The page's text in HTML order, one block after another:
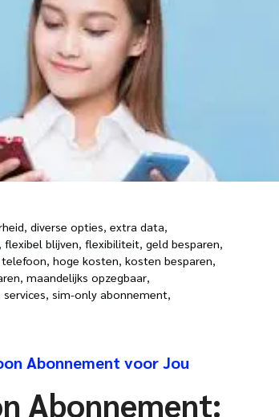
, diverse opties, extra data,
, flexibel blijven, flexibiliteit, geld besparen,
telefoon, hoge kosten, kosten besparen,
, maandelijks opzegbaar,
services, sim-only abonnement,
Abonnement voor Jou
Abonnement: